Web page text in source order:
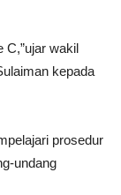
C,”ujar wakil
kepada
prosedur
undang